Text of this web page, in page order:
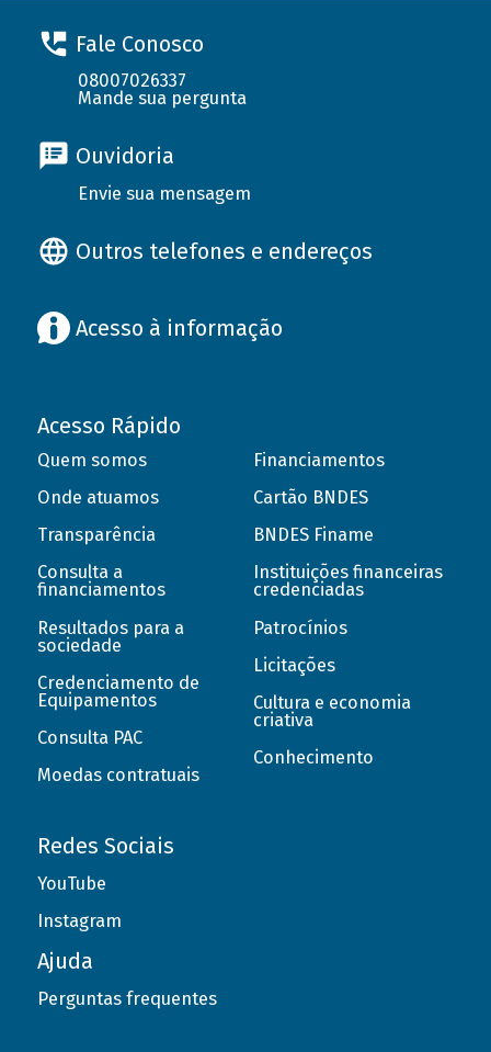
Fale Conosco
08007026337
Mande sua pergunta
Ouvidoria
Envie sua mensagem
Outros telefones e endereços
Acesso à informação
Acesso Rápido
Quem somos
Onde atuamos
Transparência
Consulta a
financiamentos
Resultados para a
sociedade
Credenciamento de
Equipamentos
Consulta PAC
Moedas contratuais
Financiamentos
Cartão BNDES
BNDES Finame
Instituições financeiras
credenciadas
Patrocínios
Licitações
Cultura e economia
criativa
Conhecimento
Redes Sociais
YouTube
Instagram
Ajuda
Perguntas frequentes